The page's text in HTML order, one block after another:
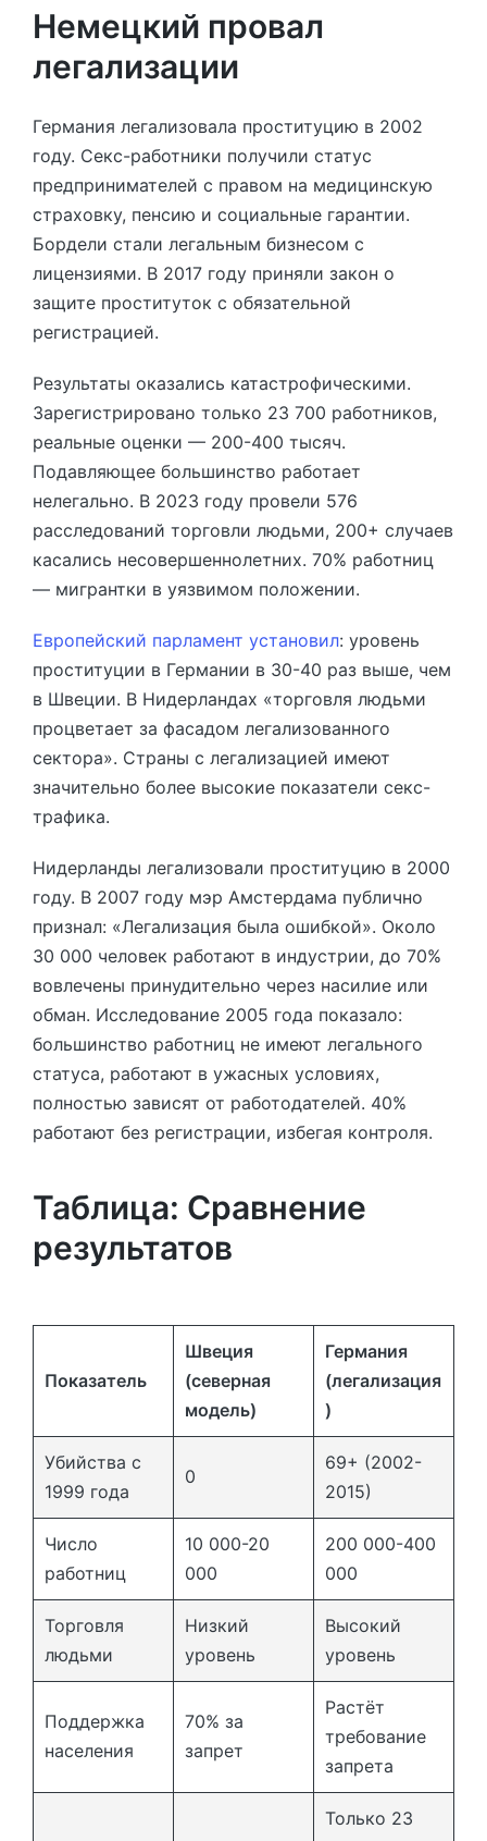
Немецкий провал
легализации
Германия легализовала проституцию в 2002
году. Секс-работники получили статус
предпринимателей с правом на медицинскую
страховку, пенсию и социальные гарантии.
Бордели стали легальным бизнесом с
лицензиями. В 2017 году приняли закон о
защите проституток с обязательной
регистрацией.
Результаты оказались катастрофическими.
Зарегистрировано только 23 700 работников,
реальные оценки — 200-400 тысяч.
Подавляющее большинство работает
нелегально. В 2023 году провели 576
расследований торговли людьми, 200+ случаев
касались несовершеннолетних. 70% работниц
— мигрантки в уязвимом положении.
Европейский парламент установил: уровень
проституции в Германии в 30-40 раз выше, чем
в Швеции. В Нидерландах «торговля людьми
процветает за фасадом легализованного
сектора». Страны с легализацией имеют
значительно более высокие показатели секс-
трафика.
Нидерланды легализовали проституцию в 2000
году. В 2007 году мэр Амстердама публично
признал: «Легализация была ошибкой». Около
30 000 человек работают в индустрии, до 70%
вовлечены принудительно через насилие или
обман. Исследование 2005 года показало:
большинство работниц не имеют легального
статуса, работают в ужасных условиях,
полностью зависят от работодателей. 40%
работают без регистрации, избегая контроля.
Таблица: Сравнение
результатов
Показатель
Швеция
(северная
модель)
Германия
(легализация
)
Убийства с
1999 года
0
69+ (2002-
2015)
Число
работниц
10 000-20
000
200 000-400
000
Торговля
людьми
Низкий
уровень
Высокий
уровень
Поддержка
населения
70% за
запрет
Растёт
требование
запрета
Только 23